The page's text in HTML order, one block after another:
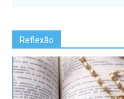
Reflexão